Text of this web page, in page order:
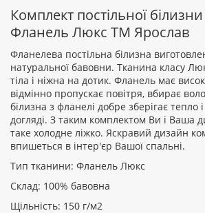
Комплект постільної
Фланель Люкс ТМ Ярослав
Фланелева постільна білизна
натуральної бавовни. Тканина класу
тіла і ніжна на дотик. Фланель має
відмінно пропускає повітря, вбирає
білизна з фланелі добре зберігає тепло
догляді. З таким комплектом Ви і Ваша
таке холодне ліжко. Яскравий дизайн
впишеться в інтер'єр Вашої спальні.
Тип тканини: Фланель Люкс
Склад: 100% бавовна
Щільність: 150 г/м2
Рейтинг:
ПРОДОВЖИТИ